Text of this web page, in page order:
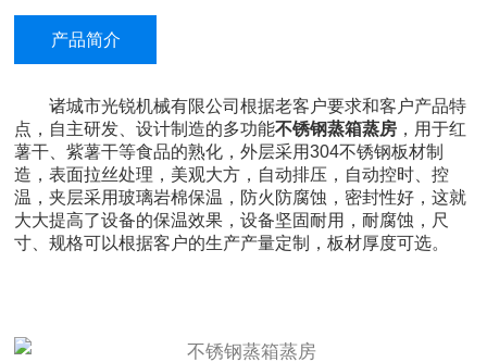
产品简介
诸城市光锐机械有限公司根据老客户要求和客户产品特
点，自主研发、设计制造的多功能不锈钢蒸箱蒸房 ，用于红
薯干、紫薯干等食品的熟化，外层采用304不锈钢板材制
造，表面拉丝处理，美观大方，自动排压，自动控时、控
温，夹层采用玻璃岩棉保温，防火防腐蚀，密封性好，这就
大大提高了设备的保温效果，设备坚固耐用，耐腐蚀，尺
寸、规格可以根据客户的生产产量定制，板材厚度可选。